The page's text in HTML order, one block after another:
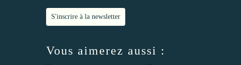
S'inscrire à la newsletter
Vous aimerez aussi :